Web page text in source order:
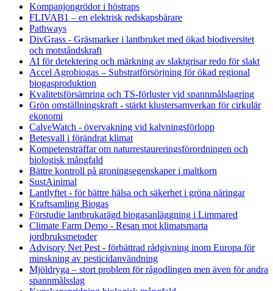
Kompanjongrödor i höstraps
FLIVAB1 – en elektrisk redskapsbärare
Pathways
DivGrass - Gräsmarker i lantbruket med ökad biodiversitet
och motståndskraft
AI för detektering och märkning av slaktgrisar redo för slakt
Accel Agrobiogas – Substratförsörjning för ökad regional
biogasproduktion
Kvalitetsförsämring och TS-förluster vid spannmålslagring
Grön omställningskraft - stärkt klustersamverkan för cirkulär
ekonomi
CalveWatch - övervakning vid kalvningsförlopp
Betesvall i förändrat klimat
Kompetensträffar om naturrestaureringsförordningen och
biologisk mångfald
Bättre kontroll på groningsegenskaper i maltkorn
SustAinimal
Lantlyftet - för bättre hälsa och säkerhet i gröna näringar
Kraftsamling Biogas
Förstudie lantbrukarägd biogasanläggning i Limmared
Climate Farm Demo - Resan mot klimatsmarta
jordbruksmetoder
Advisory Net Pest - förbättrad rådgivning inom Europa för
minskning av pesticidanvändning
Mjöldryga – stort problem för rågodlingen men även för andra
spannmålsslag